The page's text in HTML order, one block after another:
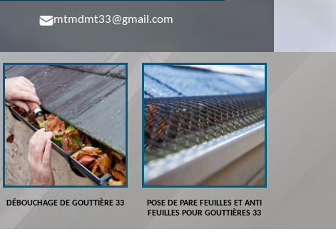
mtmdmt33@gmail.com
DÉBOUCHAGE DE GOUTTIÈRE 33
POSE DE PARE FEUILLES ET ANTI
FEUILLES POUR GOUTTIÈRES 33